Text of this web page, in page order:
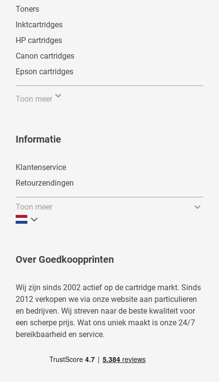
Toners
Inktcartridges
HP cartridges
Canon cartridges
Epson cartridges
Toon meer
Informatie
Klantenservice
Retourzendingen
Toon meer
Over Goedkoopprinten
Wij zijn sinds 2002 actief op de cartridge markt. Sinds
2012 verkopen we via onze website aan particulieren
en bedrijven. Wij streven naar de beste kwaliteit voor
een scherpe prijs. Wat ons uniek maakt is onze 24/7
bereikbaarheid en service.